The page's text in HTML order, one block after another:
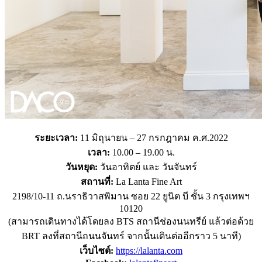
ระยะเวลา: 11 มิถุนายน – 27 กรกฎาคม ค.ศ.2022
เวลา: 10.00 – 19.00 น.
วันหยุด: วันอาทิตย์ และ วันจันทร์
สถานที่: La Lanta Fine Art
2198/10-11 ถ.นราธิวาสพิมาน ซอย 22 ยูนิต บี ชั้น 3 กรุงเทพฯ
10120
(สามารถเดินทางได้โดยลง BTS สถานีช่องนนทรีย์ แล้วต่อด้วย
BRT ลงที่สถานีถนนจันทร์ จากนั้นเดินต่ออีกราว 5 นาที)
เว็บไซต์: https://lalanta.com